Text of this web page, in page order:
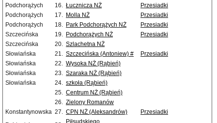
Podchorążych
16. Łucznicza NŻ
Przesiadki
Podchorążych
17. Molla NŻ
Przesiadki
Podchorążych
18. Park Podchorążych NŻ
Przesiadki
Szczecińska
19. Podchorążych NŻ
Przesiadki
Szczecińska
20. Szlachetna NŻ
Słowiańska
21. Szczecińska (Antoniew) #
Przesiadki
Słowiańska
22. Wysoka NŻ (Rąbień)
Słowiańska
23. Szaraka NŻ (Rąbień)
Słowiańska
24. szkoła (Rąbień)
25. Centrum NŻ (Rąbień)
26. Zielony Romanów
Konstantynowska 27. CPN NŻ (Aleksandrów)
Przesiadki
Piłsudskiego